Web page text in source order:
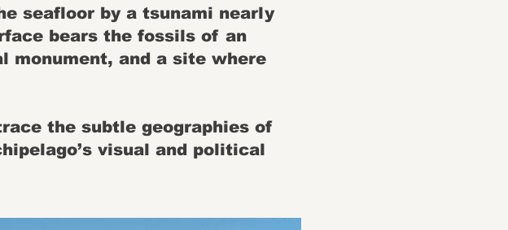
seafloor by a tsunami nearly
bears the fossils of an
monument, and a site where
the subtle geographies of
visual and political